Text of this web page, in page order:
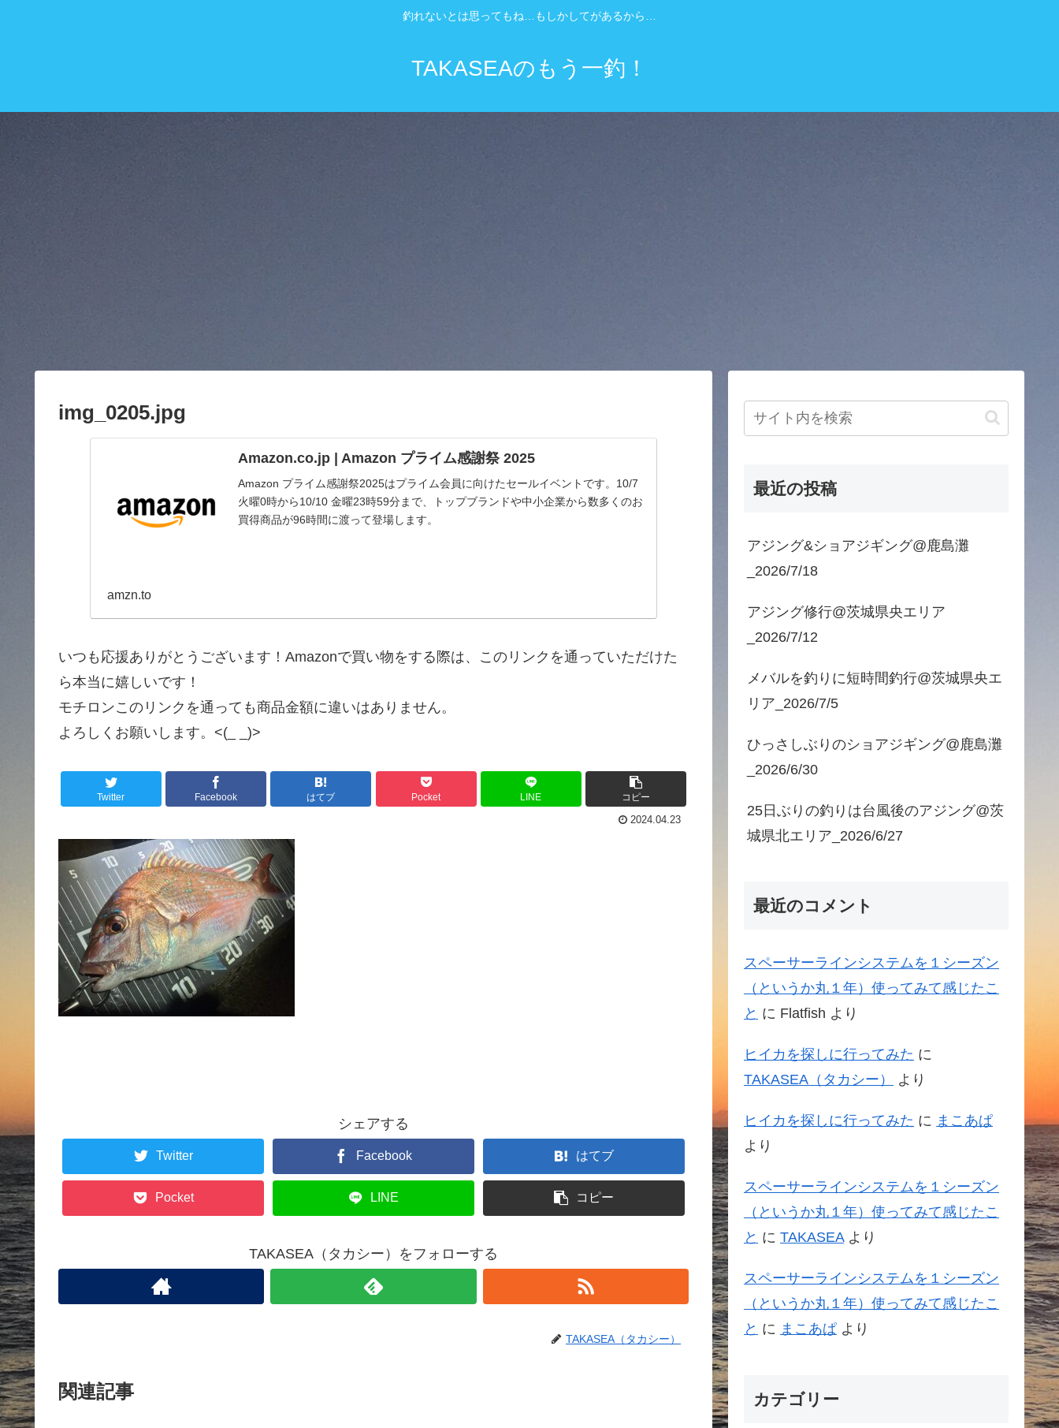
釣れないとは思ってもね…もしかしてがあるから…
TAKASEAのもう一釣！
img_0205.jpg
Amazon.co.jp | Amazon プライム感謝祭 2025
Amazon プライム感謝祭2025はプライム会員に向けたセールイベントです。10/7
火曜0時から10/10 金曜23時59分まで、トップブランドや中小企業から数多くのお
買得商品が96時間に渡って登場します。
amzn.to
いつも応援ありがとうございます！Amazonで買い物をする際は、このリンクを通っていただけた
ら本当に嬉しいです！
モチロンこのリンクを通っても商品金額に違いはありません。
よろしくお願いします。<(_ _)>
Twitter Facebook はてブ Pocket LINE コピー
2024.04.23
シェアする
Twitter Facebook はてブ
Pocket LINE コピー
TAKASEA（タカシー）をフォローする
TAKASEA（タカシー）
関連記事
最近の投稿
アジング&ショアジギング@鹿島灘
_2026/7/18
アジング修行@茨城県央エリア
_2026/7/12
メバルを釣りに短時間釣行@茨城県央エ
リア_2026/7/5
ひっさしぶりのショアジギング@鹿島灘
_2026/6/30
25日ぶりの釣りは台風後のアジング@茨
城県北エリア_2026/6/27
最近のコメント
スペーサーラインシステムを１シーズン
（というか丸１年）使ってみて感じたこ
と に Flatfish より
ヒイカを探しに行ってみた に
TAKASEA（タカシー）
より
ヒイカを探しに行ってみた に まこあぱ
より
スペーサーラインシステムを１シーズン
（というか丸１年）使ってみて感じたこ
と に TAKASEAより
スペーサーラインシステムを１シーズン
（というか丸１年）使ってみて感じたこ
と に まこあぱ より
カテゴリー